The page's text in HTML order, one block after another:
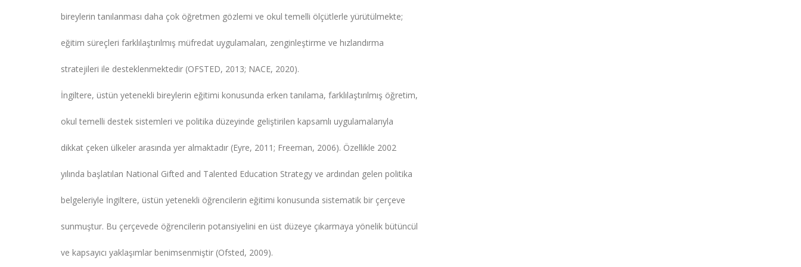
bireylerin tanılanması daha çok öğretmen gözlemi ve okul temelli ölçütlerle yürütülmekte;
eğitim süreçleri farklılaştırılmış müfredat uygulamaları, zenginleştirme ve hızlandırma
stratejileri ile desteklenmektedir (OFSTED, 2013; NACE, 2020).
İngiltere, üstün yetenekli bireylerin eğitimi konusunda erken tanılama, farklılaştırılmış öğretim,
okul temelli destek sistemleri ve politika düzeyinde geliştirilen kapsamlı uygulamalarıyla
dikkat çeken ülkeler arasında yer almaktadır (Eyre, 2011; Freeman, 2006). Özellikle 2002
yılında başlatılan National Gifted and Talented Education Strategy ve ardından gelen politika
belgeleriyle İngiltere, üstün yetenekli öğrencilerin eğitimi konusunda sistematik bir çerçeve
sunmuştur. Bu çerçevede öğrencilerin potansiyelini en üst düzeye çıkarmaya yönelik bütüncül
ve kapsayıcı yaklaşımlar benimsenmiştir (Ofsted, 2009).